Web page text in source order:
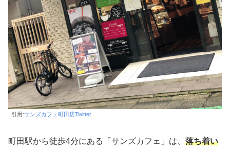
引用:サンズカフェ町田店Twitter
町田駅から徒歩4分にある「サンズカフェ」は、 落ち着い